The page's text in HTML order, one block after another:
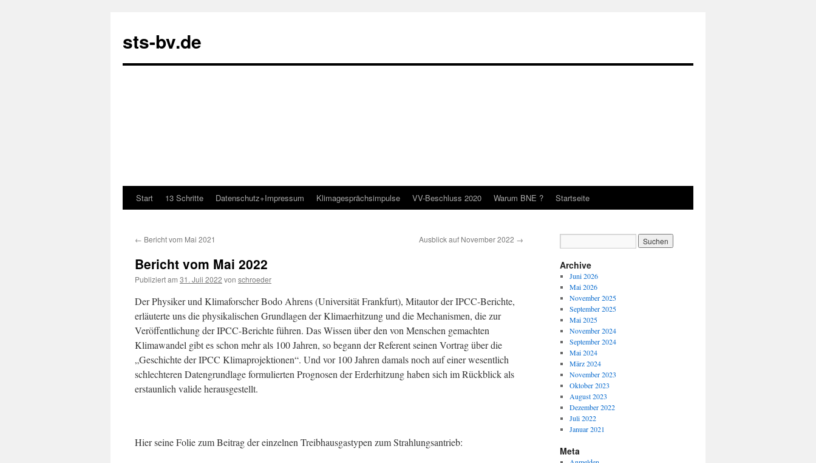
sts-bv.de
Zum
springen
Start 13 Schritte Datenschutz+Impressum Klimagesprächsimpulse VV-Beschluss 2020 Warum BNE ? Startseite
← Bericht vom Mai 2021 Ausblick auf November 2022 →
Bericht vom Mai 2022
Publiziert am 31. Juli 2022 von schroeder
Der Physiker und Klimaforscher Bodo Ahrens (Universität Frankfurt), Mitautor der IPCC-Berichte,
erläuterte uns die physikalischen Grundlagen der Klimaerhitzung und die Mechanismen, die zur
Veröffentlichung der IPCC-Berichte führen. Das Wissen über den von Menschen gemachten
Klimawandel gibt es schon mehr als 100 Jahren, so begann der Referent seinen Vortrag über die
„Geschichte der IPCC Klimaprojektionen“. Und vor 100 Jahren damals noch auf einer wesentlich
schlechteren Datengrundlage formulierten Prognosen der Erderhitzung haben sich im Rückblick als
erstaunlich valide herausgestellt.
Hier seine Folie zum Beitrag der einzelnen Treibhausgastypen zum Strahlungsantrieb:
Archive
Juni 2026
Mai 2026
November 2025
September 2025
Mai 2025
November 2024
September 2024
Mai 2024
März 2024
November 2023
Oktober 2023
August 2023
Dezember 2022
Juli 2022
Januar 2021
Meta